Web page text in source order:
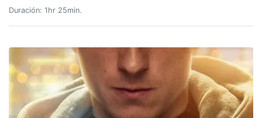
Duración: 1hr 25min.